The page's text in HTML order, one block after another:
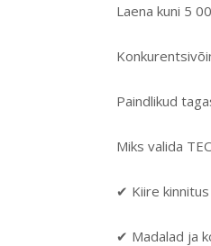
Laena kuni 5
Paindlikud
Miks valida
✔ Kiire
✔ Madalad ja